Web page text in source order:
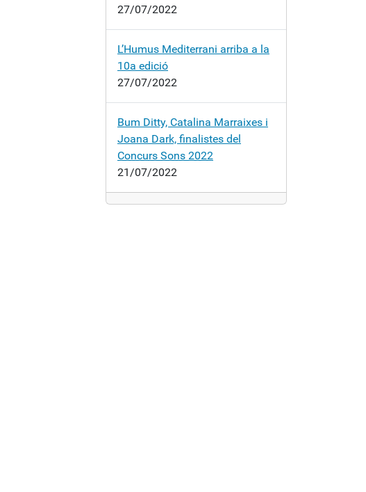
27/07/2022
L’Humus Mediterrani arriba a la
10a edició
27/07/2022
Bum Ditty, Catalina Marraixes i
Joana Dark, finalistes del
Concurs Sons 2022
21/07/2022